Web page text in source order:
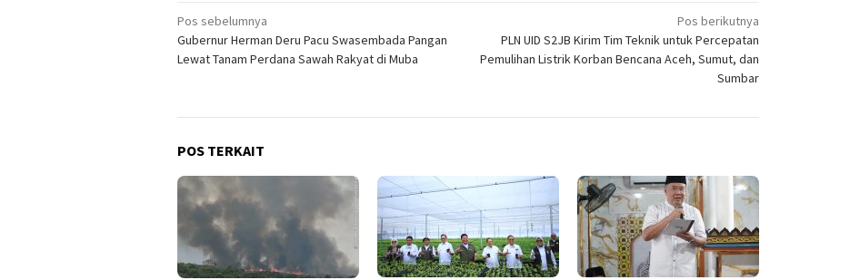
Navigasi
pos
Pos sebelumnya
Gubernur Herman Deru Pacu Swasembada Pangan
Lewat Tanam Perdana Sawah Rakyat di Muba
Pos berikutnya
PLN UID S2JB Kirim Tim Teknik untuk Percepatan
Pemulihan Listrik Korban Bencana Aceh, Sumut, dan
Sumbar
POS TERKAIT